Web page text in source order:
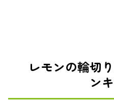
レモンの輪切
ン